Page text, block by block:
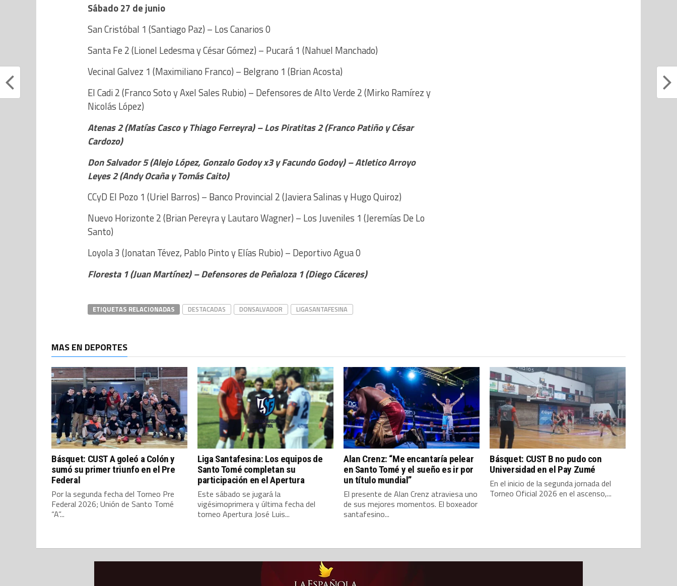
Sábado 27 de junio
San Cristóbal 1 (Santiago Paz) – Los Canarios 0
Santa Fe 2 (Lionel Ledesma y César Gómez) – Pucará 1 (Nahuel Manchado)
Vecinal Galvez 1 (Maximiliano Franco) – Belgrano 1 (Brian Acosta)
El Cadi 2 (Franco Soto y Axel Sales Rubio) – Defensores de Alto Verde 2 (Mirko Ramírez y
Nicolás López)
Atenas 2 (Matías Casco y Thiago Ferreyra) – Los Piratitas 2 (Franco Patiño y César
Cardozo)
Don Salvador 5 (Alejo López, Gonzalo Godoy x3 y Facundo Godoy) – Atletico Arroyo
Leyes 2 (Andy Ocaña y Tomás Caito)
CCyD El Pozo 1 (Uriel Barros) – Banco Provincial 2 (Javiera Salinas y Hugo Quiroz)
Nuevo Horizonte 2 (Brian Pereyra y Lautaro Wagner) – Los Juveniles 1 (Jeremías De Lo
Santo)
Loyola 3 (Jonatan Tévez, Pablo Pinto y Elías Rubio) – Deportivo Agua 0
Floresta 1 (Juan Martínez) – Defensores de Peñaloza 1 (Diego Cáceres)
ETIQUETAS RELACIONADAS DESTACADAS DONSALVADOR LIGASANTAFESINA
MAS EN DEPORTES
Básquet: CUST A goleó a Colón y
sumó su primer triunfo en el Pre
Federal
Por la segunda fecha del Torneo Pre
Federal 2026; Unión de Santo Tomé
“A”...
Liga Santafesina: Los equipos de
Santo Tomé completan su
participación en el Apertura
Este sábado se jugará la
vigésimoprimera y última fecha del
torneo Apertura José Luis...
Alan Crenz: “Me encantaría pelear
en Santo Tomé y el sueño es ir por
un título mundial”
El presente de Alan Crenz atraviesa uno
de sus mejores momentos. El boxeador
santafesino...
Básquet: CUST B no pudo con
Universidad en el Pay Zumé
En el inicio de la segunda jornada del
Torneo Oficial 2026 en el ascenso,...